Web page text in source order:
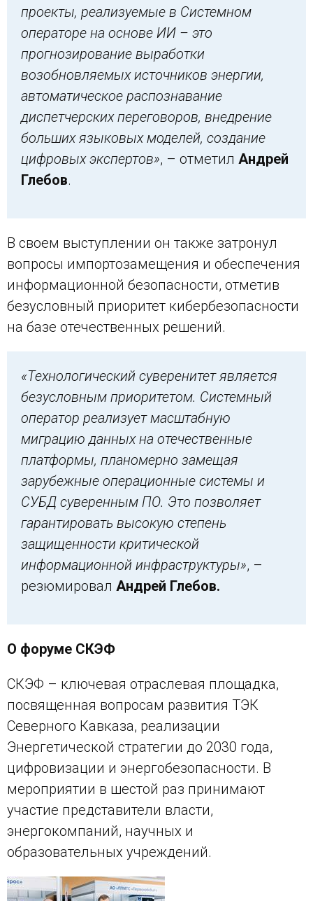
проекты, реализуемые в Системном
операторе на основе ИИ – это
прогнозирование выработки
возобновляемых источников энергии,
автоматическое распознавание
диспетчерских переговоров, внедрение
больших языковых моделей, создание
цифровых экспертов», – отметил Андрей
Глебов.
В своем выступлении он также затронул
вопросы импортозамещения и обеспечения
информационной безопасности, отметив
безусловный приоритет кибербезопасности
на базе отечественных решений.
«Технологический суверенитет является
безусловным приоритетом. Системный
оператор реализует масштабную
миграцию данных на отечественные
платформы, планомерно замещая
зарубежные операционные системы и
СУБД суверенным ПО. Это позволяет
гарантировать высокую степень
защищенности критической
информационной инфраструктуры», –
резюмировал Андрей Глебов.
О форуме СКЭФ
СКЭФ – ключевая отраслевая площадка,
посвященная вопросам развития ТЭК
Северного Кавказа, реализации
Энергетической стратегии до 2030 года,
цифровизации и энергобезопасности. В
мероприятии в шестой раз принимают
участие представители власти,
энергокомпаний, научных и
образовательных учреждений.